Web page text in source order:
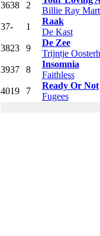
3638 2
Billie Ray
37- 1
Raak
De Kast
3823 9
De Zee
Trijntje
3937 8
Insomnia
Faithless
4019 7
Ready Or Not
Fugees